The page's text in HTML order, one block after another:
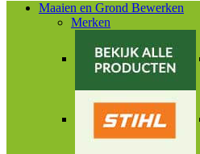
Maaien en Grond Bewerken
Merken